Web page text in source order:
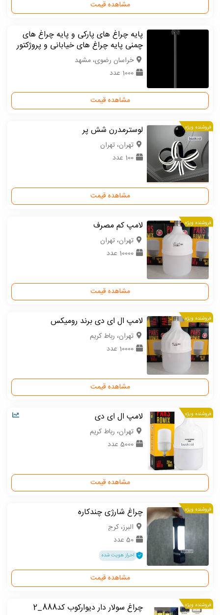
مشاهده قیمت
پایه چراغ های پارکی و پایه چراغ های
چمنی پایه چراغ های خیابانی و پروژکتور
خراسان رضوی، مشهد
1000 عدد
مشاهده قیمت
فروشنده ویژه لوسترمدرن شش پر
تهران، تهران
100 عدد
مشاهده قیمت
فروشنده ویژه لامپ کم مصرف
تهران، تهران
10000 عدد
مشاهده قیمت
فروشنده ویژه لامپ ال ای دی برند رومیکس
تهران، رباط کریم
10000 عدد
مشاهده قیمت
فروشنده ویژه لامپ ال ای دی
تهران، رباط کریم
5000 عدد
مشاهده قیمت
فروشنده ویژه چراغ شارژی چندکاره
البرز، کرج
50 عدد
احراز هویت شده
مشاهده قیمت
فروشنده ویژه چراغ سولار دار دیوارکوب کد888_2